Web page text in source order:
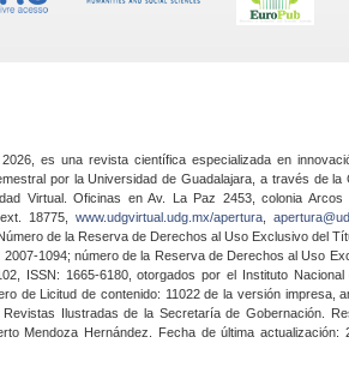
es una revista científica especializada en
por la Universidad de Guadalajara, a través de la
Virtual. Oficinas en Av. La Paz 2453, colonia Arcos
ext. 18775,www.udgvirtual.udg.mx/apertura
de la Reserva de Derechos al Uso Exclusivo del
1094; número de la Reserva de Derechos al Uso
ISSN: 1665-6180, otorgados por el Instituto
de Licitud de contenido: 11022 de la versión impresa,
Ilustradas de la Secretaría de Gobernación.
Mendoza Hernández. Fecha de última actualización: